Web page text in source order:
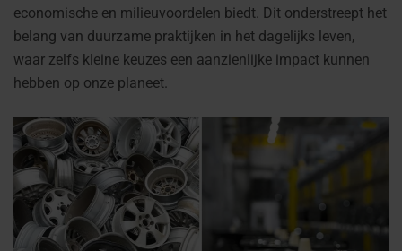
economische en milieuvoordelen biedt. Dit onderstreept het
belang van duurzame praktijken in het dagelijks leven,
waar zelfs kleine keuzes een aanzienlijke impact kunnen
hebben op onze planeet.